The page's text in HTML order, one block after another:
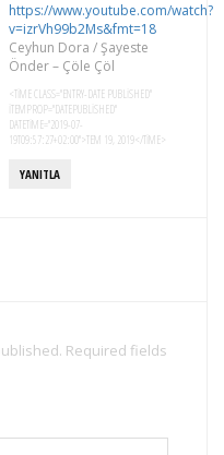
https://www.youtube.com/watch?
v=izrVh99b2Ms&fmt=18
Ceyhun Dora / Şayeste
Önder – Çöle Çöl
<TIME CLASS="ENTRY-DATE PUBLISHED"
ITEMPROP="DATEPUBLISHED"
DATETIME="2019-07-
19T09:57:27+02:00">TEM 19, 2019</TIME>
YANITLA
Required fields